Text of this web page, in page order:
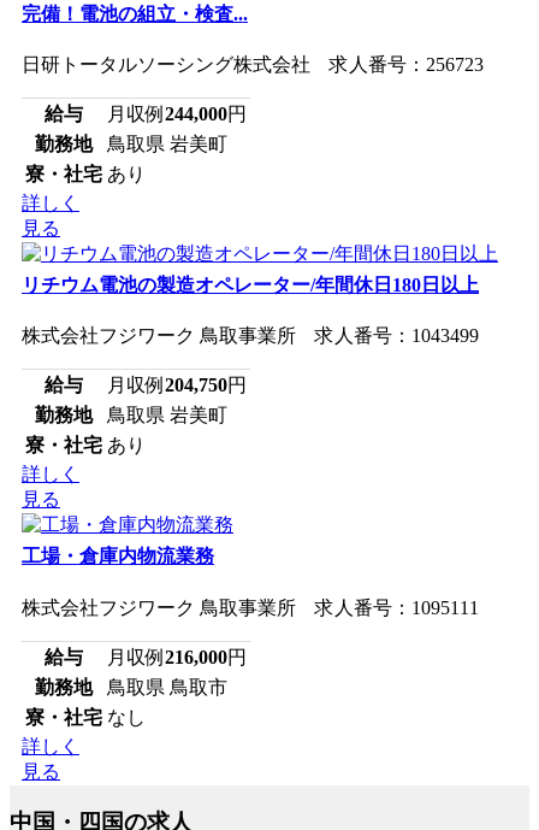
完備！電池の組立・検査...
日研トータルソーシング株式会社 求人番号：256723
給与 月収例 244,000円
勤務地
鳥取県 岩美町
寮・社宅 あり
詳しく
見る
リチウム電池の製造オペレーター/年間休日180日以上
株式会社フジワーク 鳥取事業所 求人番号：1043499
給与 月収例 204,750円
勤務地
鳥取県 岩美町
寮・社宅 あり
詳しく
見る
工場・倉庫内物流業務
株式会社フジワーク 鳥取事業所 求人番号：1095111
給与 月収例 216,000円
勤務地
鳥取県 鳥取市
寮・社宅 なし
詳しく
見る
中国・四国の求人